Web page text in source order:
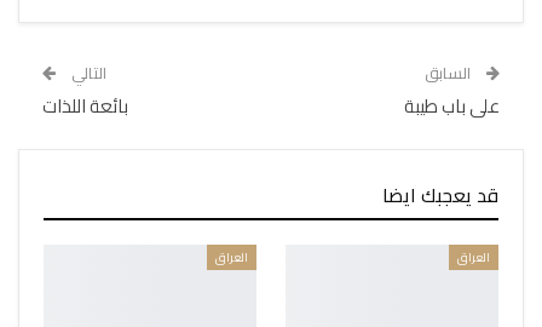
السابق
على باب طيبة
التالي
بائعة اللذات
قد يعجبك ايضا
العراق العراق